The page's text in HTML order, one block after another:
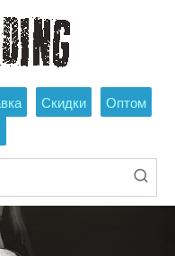
Скидки
Оптом